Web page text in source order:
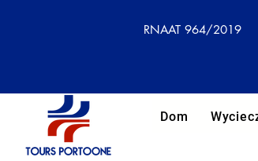
RNAAT 964/2019
Dom